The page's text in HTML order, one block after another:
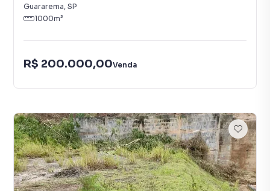
Guararema, SP
1000m²
R$ 200.000,00Venda